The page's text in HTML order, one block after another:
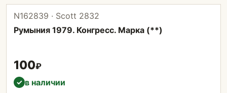
N162839 · Scott 2832
Румыния 1979. Конгресс. Марка (**)
100₽
✓ в наличии